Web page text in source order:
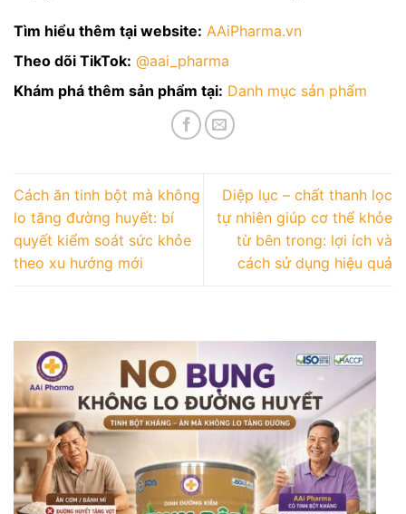
Tìm hiểu thêm tại website: AAiPharma.vn
Theo dõi TikTok: @aai_pharma
Khám phá thêm sản phẩm tại: Danh mục sản phẩm
Cách ăn tinh bột mà không
lo tăng đường huyết: bí
quyết kiểm soát sức khỏe
theo xu hướng mới
Diệp lục – chất thanh lọc
tự nhiên giúp cơ thể khỏe
từ bên trong: lợi ích và
cách sử dụng hiệu quả